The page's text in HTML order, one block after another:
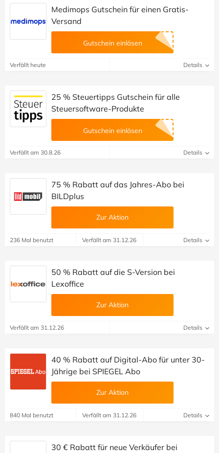
Medimops Gutschein für einen Gratis-
Versand
Gutschein einlösen
Verfällt heute Details
25 % Steuertipps Gutschein für alle
Steuersoftware-Produkte
Gutschein einlösen
Verfällt am 30.8.26 Details
75 % Rabatt auf das Jahres-Abo bei
BILDplus
Zur Aktion
236 Mal benutzt Verfällt am 31.12.26 Details
50 % Rabatt auf die S-Version bei
Lexoffice
Zur Aktion
Verfällt am 31.12.26 Details
40 % Rabatt auf Digital-Abo für unter 30-
Jährige bei SPIEGEL Abo
Zur Aktion
840 Mal benutzt Verfällt am 31.12.26 Details
30 € Rabatt für neue Verkäufer bei